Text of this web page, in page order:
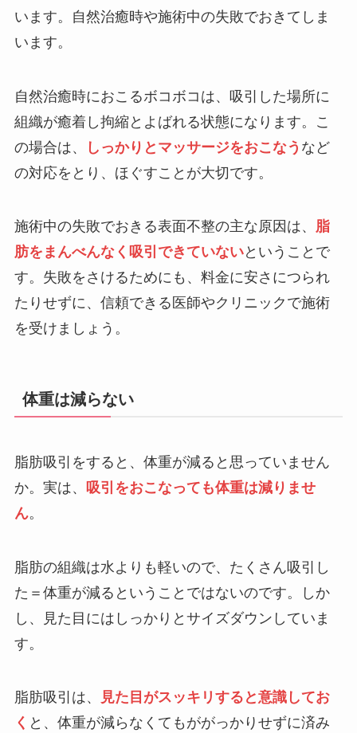
います。自然治癒時や施術中の失敗でおきてしま
います。
自然治癒時におこるボコボコは、吸引した場所に
組織が癒着し拘縮とよばれる状態になります。こ
の場合は、
しっかりとマッサージをおこなう など
の対応をとり、ほぐすことが大切です。
施術中の失敗でおきる表面不整の主な原因は、 脂
肪をまんべんなく吸引できていないということで
す。失敗をさけるためにも、料金に安さにつられ
たりせずに、信頼できる医師やクリニックで施術
を受けましょう。
体重は減らない
脂肪吸引をすると、体重が減ると思っていません
か。実は、
吸引をおこなっても体重は減りませ
ん。
脂肪の組織は水よりも軽いので、たくさん吸引し
た＝体重が減るということではないのです。しか
し、見た目にはしっかりとサイズダウンしていま
す。
脂肪吸引は、
見た目がスッキリすると意識してお
く と、体重が減らなくてもががっかりせずに済み